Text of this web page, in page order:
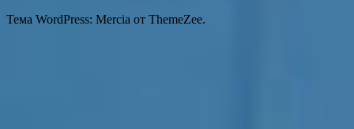
Тема WordPress: Mercia от ThemeZee.